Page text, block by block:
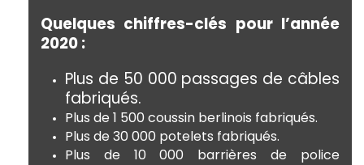
Quelques chiffres-clés pour l’année
2020 :
Plus de 50 000 passages de câbles
fabriqués.
Plus de 1 500 coussin berlinois fabriqués.
Plus de 30 000 potelets fabriqués.
Plus de 10 000 barrières de police